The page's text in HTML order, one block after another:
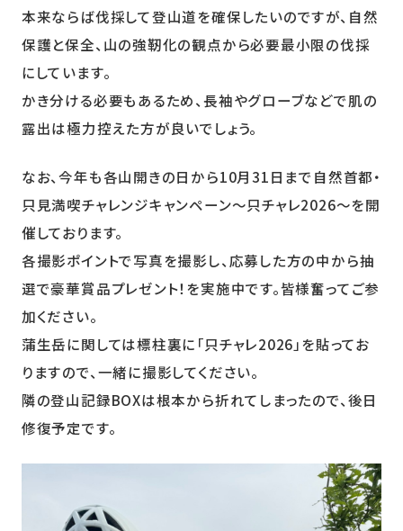
本来ならば伐採して登山道を確保したいのですが、自然
保護と保全、山の強靭化の観点から必要最小限の伐採
にしています。
かき分ける必要もあるため、長袖やグローブなどで肌の
露出は極力控えた方が良いでしょう。
なお、今年も各山開きの日から10月31日まで自然首都・
只見満喫チャレンジキャンペーン～只チャレ2026～を開
催しております。
各撮影ポイントで写真を撮影し、応募した方の中から抽
選で豪華賞品プレゼント！を実施中です。皆様奮ってご参
加ください。
蒲生岳に関しては標柱裏に「只チャレ2026」を貼ってお
りますので、一緒に撮影してください。
隣の登山記録BOXは根本から折れてしまったので、後日
修復予定です。